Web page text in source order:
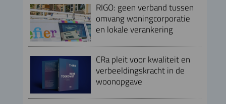
RIGO: geen verband tussen
omvang woningcorporatie
en lokale verankering
CRa pleit voor kwaliteit en
verbeeldingskracht in de
woonopgave